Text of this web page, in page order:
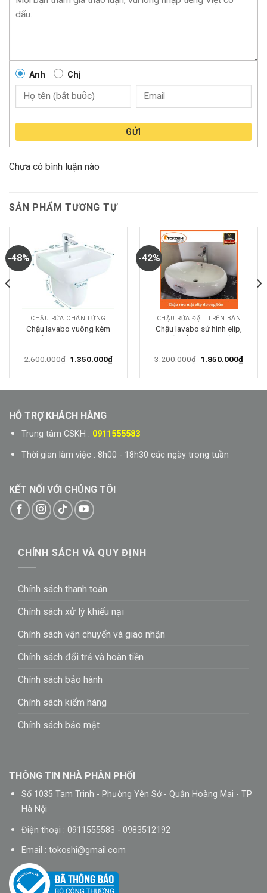
Anh Chị
GỬI
Chưa có bình luận nào
SẢN PHẨM TƯƠNG TỰ
-48%
CHẬU RỬA CHÂN LỬNG
Chậu lavabo vuông kèm
chân lửng TOKOSHI CRM03
2.600.000₫ Giá
1.350.000₫Giá
1.350.000₫.
-42%
CHẬU RỬA ĐẶT TRÊN BÀN
Chậu lavabo sứ hình elip,
chậu rửa mặt bàn đá
3.200.000₫ Giá
1.850.000₫Giá
HỖ TRỢ KHÁCH HÀNG
Trung tâm CSKH : 0911555583
Thời gian làm việc : 8h00 - 18h30 các ngày trong tuần
KẾT NỐI VỚI CHÚNG TÔI
CHÍNH SÁCH VÀ QUY ĐỊNH
Chính sách thanh toán
Chính sách xử lý khiếu nại
Chính sách vận chuyển và giao nhận
Chính sách đổi trả và hoàn tiền
Chính sách bảo hành
Chính sách kiểm hàng
Chính sách bảo mật
THÔNG TIN NHÀ PHÂN PHỐI
Số 1035 Tam Trinh - Phường Yên Sở - Quận Hoàng Mai - TP
Hà Nội
Điện thoại : 0911555583 - 0983512192
Email : tokoshi@gmail.com